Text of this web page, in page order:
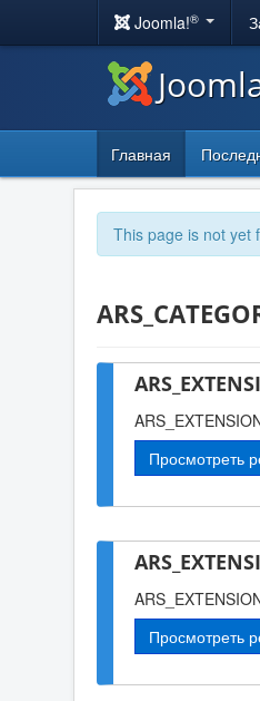
Joomla!®
Главная
This page is not yet
Просмотреть
Просмотреть